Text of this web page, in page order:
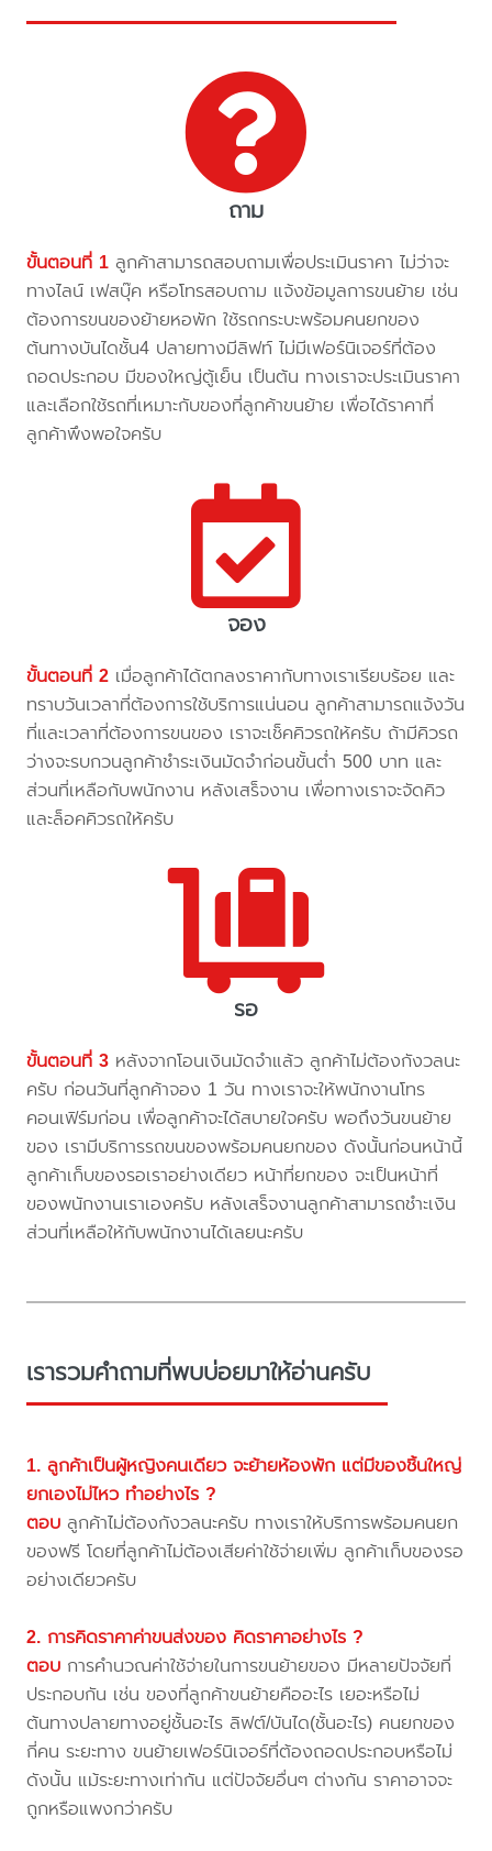
ถาม
ขั้นตอนที่ 1 ลูกค้าสามารถสอบถามเพื่อประเมินราคา ไม่ว่าจะ
ทางไลน์ เฟสบุ๊ค หรือโทรสอบถาม แจ้งข้อมูลการขนย้าย เช่น
ต้องการขนของย้ายหอพัก ใช้รถกระบะพร้อมคนยกของ
ต้นทางบันไดชั้น4 ปลายทางมีลิฟท์ ไม่มีเฟอร์นิเจอร์ที่ต้อง
ถอดประกอบ มีของใหญ่ตู้เย็น เป็นต้น ทางเราจะประเมินราคา
และเลือกใช้รถที่เหมาะกับของที่ลูกค้าขนย้าย เพื่อได้ราคาที่
ลูกค้าพึงพอใจครับ
จอง
ขั้นตอนที่ 2 เมื่อลูกค้าได้ตกลงราคากับทางเราเรียบร้อย และ
ทราบวันเวลาที่ต้องการใช้บริการแน่นอน ลูกค้าสามารถแจ้งวัน
ที่และเวลาที่ต้องการขนของ เราจะเช็คคิวรถให้ครับ ถ้ามีคิวรถ
ว่างจะรบกวนลูกค้าชำระเงินมัดจำก่อนขั้นต่ำ 500 บาท และ
ส่วนที่เหลือกับพนักงาน หลังเสร็จงาน เพื่อทางเราจะจัดคิว
และล็อคคิวรถให้ครับ
รอ
ขั้นตอนที่ 3 หลังจากโอนเงินมัดจำแล้ว ลูกค้าไม่ต้องกังวลนะ
ครับ ก่อนวันที่ลูกค้าจอง 1 วัน ทางเราจะให้พนักงานโทร
คอนเฟิร์มก่อน เพื่อลูกค้าจะได้สบายใจครับ พอถึงวันขนย้าย
ของ เรามีบริการรถขนของพร้อมคนยกของ ดังนั้นก่อนหน้านี้
ลูกค้าเก็บของรอเราอย่างเดียว หน้าที่ยกของ จะเป็นหน้าที่
ของพนักงานเราเองครับ หลังเสร็จงานลูกค้าสามารถชำะเงิน
ส่วนที่เหลือให้กับพนักงานได้เลยนะครับ
เรารวมคำถามที่พบบ่อยมาให้อ่านครับ
1. ลูกค้าเป็นผู้หญิงคนเดียว จะย้ายห้องพัก แต่มีของชิ้นใหญ่
ยกเองไม่ไหว ทำอย่างไร ?
ตอบ ลูกค้าไม่ต้องกังวลนะครับ ทางเราให้บริการพร้อมคนยก
ของฟรี โดยที่ลูกค้าไม่ต้องเสียค่าใช้จ่ายเพิ่ม ลูกค้าเก็บของรอ
อย่างเดียวครับ
2. การคิดราคาค่าขนส่งของ คิดราคาอย่างไร ?
ตอบ การคำนวณค่าใช้จ่ายในการขนย้ายของ มีหลายปัจจัยที่
ประกอบกัน เช่น ของที่ลูกค้าขนย้ายคืออะไร เยอะหรือไม่
ต้นทางปลายทางอยู่ชั้นอะไร ลิฟต์/บันได(ชั้นอะไร) คนยกของ
กี่คน ระยะทาง ขนย้ายเฟอร์นิเจอร์ที่ต้องถอดประกอบหรือไม่
ดังนั้น แม้ระยะทางเท่ากัน แต่ปัจจัยอื่นๆ ต่างกัน ราคาอาจจะ
ถูกหรือแพงกว่าครับ